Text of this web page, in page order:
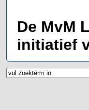
De MvM
initiatief